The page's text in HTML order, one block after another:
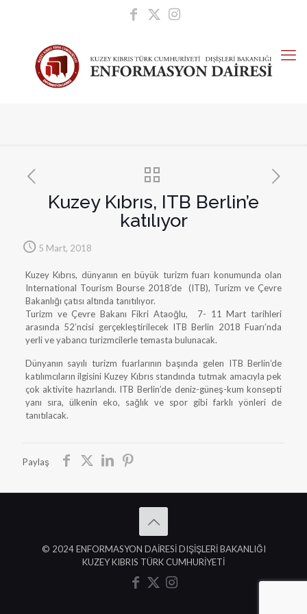
Kuzey Kıbrıs, ITB Berlin’e
katılıyor
5 Mart, 2018
Kuzey Kıbrıs, dünyanın en büyük turizm fuarı konumunda olan
International Tourism Bourse 2018’de (ITB), Turizm ve Çevre
Bakanlığı çatısı altında tanıtılıyor.
Turizm ve Çevre Bakanı Fikri Ataoğlu, 7- 11 Mart tarihleri
arasında 52’ncisi gerçekleştirilecek ITB Berlin 2018 Fuarı’nda
yerli ve yabancı turizmcilerle temasta bulunacak.
Dünyanın sayılı turizm fuarlarının başında gelen ITB Berlin’de
katılımcıların ilgisini Kuzey Kıbrıs standında tutmak amacıyla pek
çok aktivite hazırlandı. ITB Berlin’de deniz-güneş-kum konsepti
yanı sıra, ülkenin eko, sağlık ve spor gibi farklı yönleri de
tanıtılacak.
Paylaş
© 2024 ENFORMASYON DAİRESİ DIŞİŞLERİ BAKANLIĞI
KUZEY KIBRIS TÜRK CUMHURİYETİ